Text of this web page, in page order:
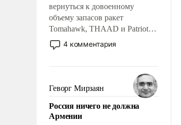
вернуться к довоенному
объему запасов ракет
Tomahawk, THAAD и Patriot
США потребуется более трех
лет. Даже небольшая война с
Сложившаяся ситуация
означает многолетний период
уязвимости США, например,
перед Китаем.
4 комментария
Геворг Мирзаян
Россия ничего не должна
Армении